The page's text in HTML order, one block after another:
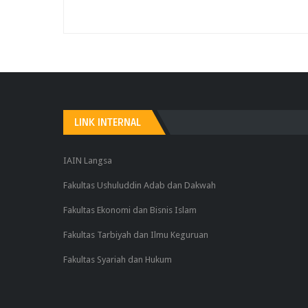
LINK INTERNAL
IAIN Langsa
Fakultas Ushuluddin Adab dan Dakwah
Fakultas Ekonomi dan Bisnis Islam
Fakultas Tarbiyah dan Ilmu Keguruan
Fakultas Syariah dan Hukum